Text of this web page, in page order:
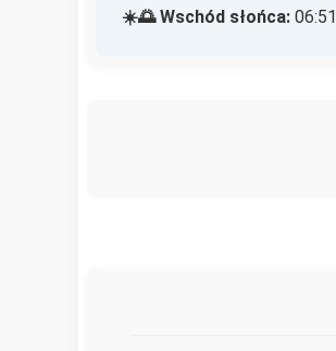
☀️🌅 Wschód słońca: 06:51